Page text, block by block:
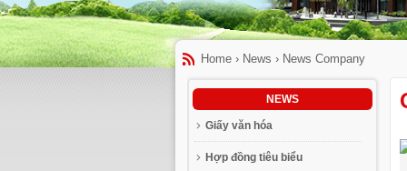
Home › News › News Company
NEWS
Giấy văn hóa
Hợp đồng tiêu biểu